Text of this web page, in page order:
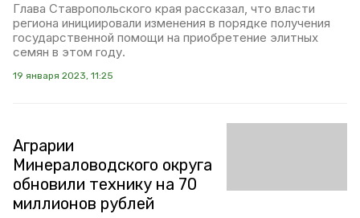
Глава Ставропольского края рассказал, что власти
региона инициировали изменения в порядке получения
государственной помощи на приобретение элитных
семян в этом году.
19 января 2023, 11:25
Аграрии
Минераловодского округа
обновили технику на 70
миллионов рублей